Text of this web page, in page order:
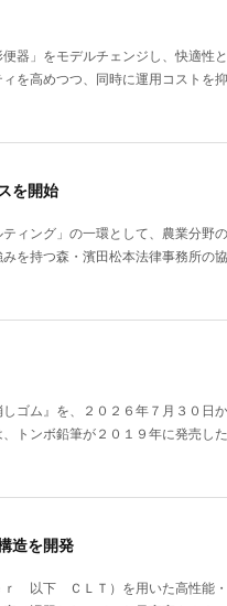
器」をモデルチェンジし、快適性
を高めつつ、同時に運用コストを
を開始
ィング」の一環として、農業分野
を持つ森・濱田松本法律事務所の
ゴム』を、２０２６年７月３０日
トンボ鉛筆が２０１９年に発売し
造を開発
以下 ＣＬＴ）を用いた高性能・